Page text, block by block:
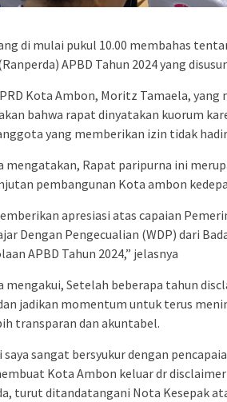
di mulai pukul 10.00 membahas
APBD Tahun 2024 yang
Kota Ambon, Moritz Tamaela,
bahwa rapat dinyatakan kuorum
yang memberikan izin tidak
mengatakan, Rapat paripurna ini
pembangunan Kota ambon
apresiasi atas capaian
Dengan Pengecualian (WDP) dari
APBD Tahun 2024,” jelasnya
mengakui, Setelah beberapa tahun
jadikan momentum untuk terus
transparan dan akuntabel.
saya sangat bersyukur dengan
Kota Ambon keluar dr
turut ditandatangani Nota Kesepak